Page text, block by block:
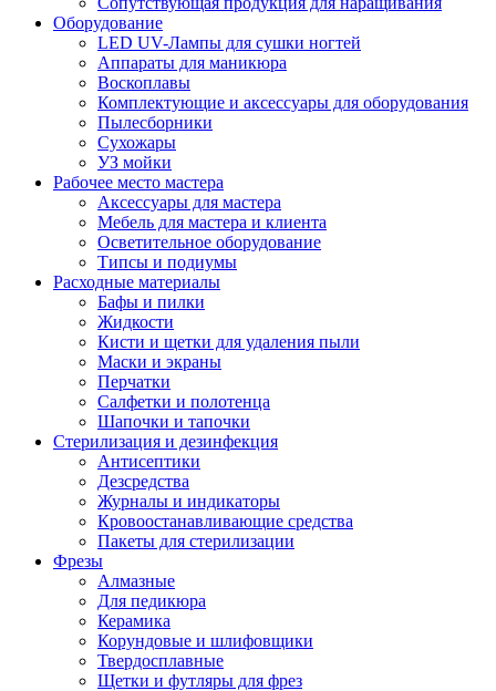
Оборудование
LED UV-Лампы для сушки ногтей
Аппараты для маникюра
Воскоплавы
Комплектующие и аксессуары для оборудования
Пылесборники
Сухожары
УЗ мойки
Рабочее место мастера
Аксессуары для мастера
Мебель для мастера и клиента
Осветительное оборудование
Типсы и подиумы
Расходные материалы
Бафы и пилки
Жидкости
Кисти и щетки для удаления пыли
Маски и экраны
Перчатки
Салфетки и полотенца
Шапочки и тапочки
Стерилизация и дезинфекция
Антисептики
Дезсредства
Журналы и индикаторы
Кровоостанавливающие средства
Пакеты для стерилизации
Фрезы
Алмазные
Для педикюра
Керамика
Корундовые и шлифовщики
Твердосплавные
Щетки и футляры для фрез